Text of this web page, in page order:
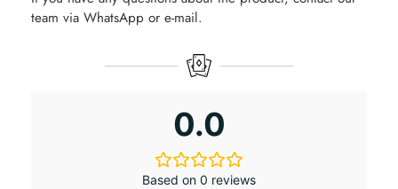
team via WhatsApp or e-mail.
0.0
Based on 0 reviews